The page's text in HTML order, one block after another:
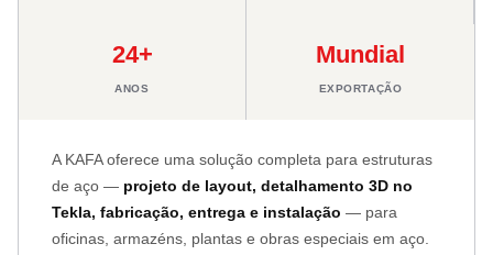
24+
ANOS
Mundial
EXPORTAÇÃO
A KAFA oferece uma solução completa para estruturas
de aço — projeto de layout, detalhamento 3D no
Tekla, fabricação, entrega e instalação — para
oficinas, armazéns, plantas e obras especiais em aço.